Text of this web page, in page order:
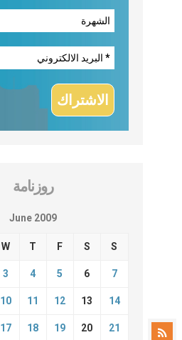
روزنامة
June 2009
W T F S S
3 4 5 6 7
10 11 12 13 14
17 18 19 20 21